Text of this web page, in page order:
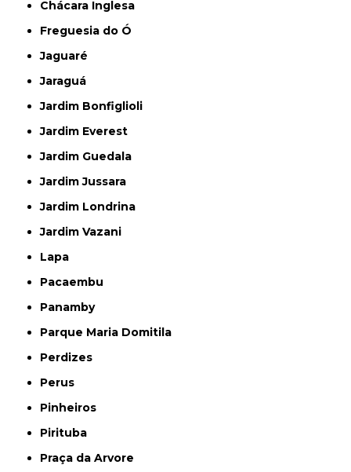
Chácara Inglesa
Freguesia do Ó
Jaguaré
Jaraguá
Jardim Bonfiglioli
Jardim Everest
Jardim Guedala
Jardim Jussara
Jardim Londrina
Jardim Vazani
Lapa
Pacaembu
Panamby
Parque Maria Domitila
Perdizes
Perus
Pinheiros
Pirituba
Praça da Arvore